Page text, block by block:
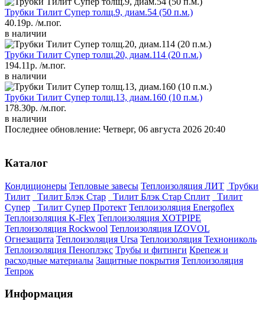
Трубки Тилит Супер толщ.9, диам.54 (50 п.м.)
40.19р. /м.пог.
в наличии
Трубки Тилит Супер толщ.20, диам.114 (20 п.м.)
194.11р. /м.пог.
в наличии
Трубки Тилит Супер толщ.13, диам.160 (10 п.м.)
178.30р. /м.пог.
в наличии
Последнее обновление: Четверг, 06 августа 2026 20:40
Каталог
Кондиционеры Тепловые завесы Теплоизоляция ЛИТ Трубки
Тилит
Тилит Блэк Стар Тилит Блэк Стар Сплит
Тилит
Супер
Тилит Супер Протект Теплоизоляция Energoflex
Теплоизоляция K-Flex Теплоизоляция XOTPIPE
Теплоизоляция Rockwool Теплоизоляция IZOVOL
Огнезащита Теплоизоляция Ursa Теплоизоляция Технониколь
Теплоизоляция Пеноплэкс Трубы и фитинги Крепеж и
расходные материалы Защитные покрытия Теплоизоляция
Тепрок
Информация